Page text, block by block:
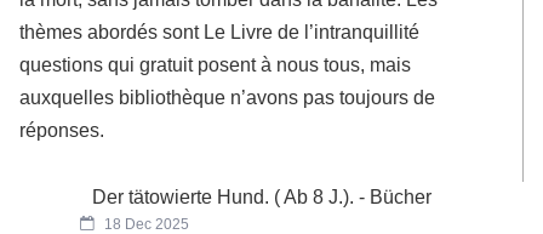
thèmes abordés sont Le Livre de l’intranquillité
questions qui gratuit posent à nous tous, mais
auxquelles bibliothèque n’avons pas toujours de
réponses.
Der tätowierte Hund. ( Ab 8 J.). - Bücher
18 Dec 2025